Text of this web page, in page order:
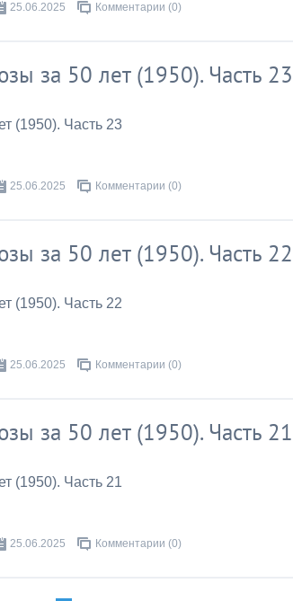
25.06.2025 Комментарии (0)
за 50 лет (1950). Часть 23
(1950). Часть 23
25.06.2025 Комментарии (0)
за 50 лет (1950). Часть 22
(1950). Часть 22
25.06.2025 Комментарии (0)
за 50 лет (1950). Часть 21
(1950). Часть 21
25.06.2025 Комментарии (0)